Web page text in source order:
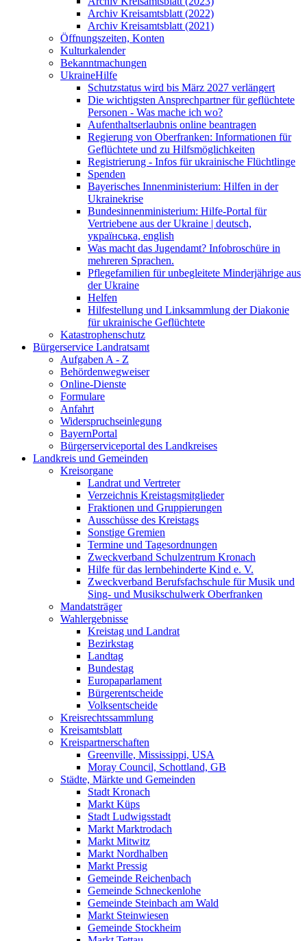
Archiv Kreisamtsblatt (2022)
Archiv Kreisamtsblatt (2021)
Öffnungszeiten, Konten
Kulturkalender
Bekanntmachungen
UkraineHilfe
Schutzstatus wird bis März 2027 verlängert
Die wichtigsten Ansprechpartner für geflüchtete
Personen - Was mache ich wo?
Aufenthaltserlaubnis online beantragen
Regierung von Oberfranken: Informationen für
Geflüchtete und zu Hilfsmöglichkeiten
Registrierung - Infos für ukrainische Flüchtlinge
Spenden
Bayerisches Innenministerium: Hilfen in der
Ukrainekrise
Bundesinnenministerium: Hilfe-Portal für
Vertriebene aus der Ukraine | deutsch,
українська, english
Was macht das Jugendamt? Infobroschüre in
mehreren Sprachen.
Pflegefamilien für unbegleitete Minderjährige aus
der Ukraine
Helfen
Hilfestellung und Linksammlung der Diakonie
für ukrainische Geflüchtete
Katastrophenschutz
Bürgerservice Landratsamt
Aufgaben A - Z
Behördenwegweiser
Online-Dienste
Formulare
Anfahrt
Widerspruchseinlegung
BayernPortal
Bürgerserviceportal des Landkreises
Landkreis und Gemeinden
Kreisorgane
Landrat und Vertreter
Verzeichnis Kreistagsmitglieder
Fraktionen und Gruppierungen
Ausschüsse des Kreistags
Sonstige Gremien
Termine und Tagesordnungen
Zweckverband Schulzentrum Kronach
Hilfe für das lernbehinderte Kind e. V.
Zweckverband Berufsfachschule für Musik und
Sing- und Musikschulwerk Oberfranken
Mandatsträger
Wahlergebnisse
Kreistag und Landrat
Bezirkstag
Landtag
Bundestag
Europaparlament
Bürgerentscheide
Volksentscheide
Kreisrechtssammlung
Kreisamtsblatt
Kreispartnerschaften
Greenville, Mississippi, USA
Moray Council, Schottland, GB
Städte, Märkte und Gemeinden
Stadt Kronach
Markt Küps
Stadt Ludwigsstadt
Markt Marktrodach
Markt Mitwitz
Markt Nordhalben
Markt Pressig
Gemeinde Reichenbach
Gemeinde Schneckenlohe
Gemeinde Steinbach am Wald
Markt Steinwiesen
Gemeinde Stockheim